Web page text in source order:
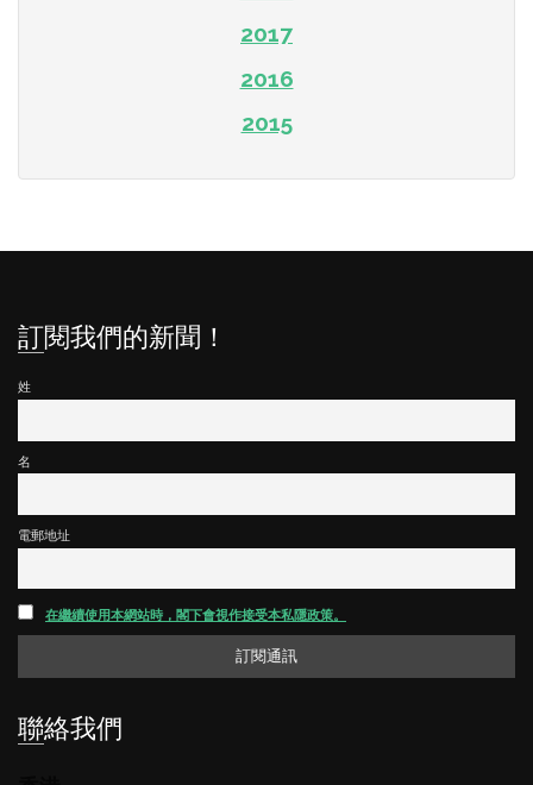
2017
2016
2015
訂閱我們的新聞！
姓
名
電郵地址
在繼續使用本網站時，閣下會視作接受本私隱政策。
聯絡我們